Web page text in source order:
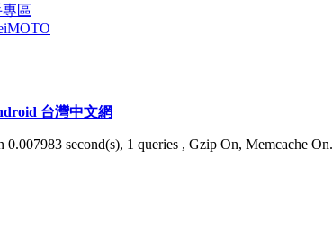
區
MOTO
台灣中文網
0.007983 second(s), 1 queries , Gzip On, Memcache On.